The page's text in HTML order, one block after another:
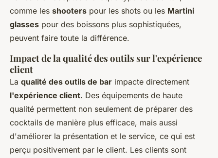
comme les shooters pour les shots ou les Martini
glasses pour des boissons plus sophistiquées,
peuvent faire toute la différence.
Impact de la qualité des outils sur l'expérience
client
La qualité des outils de bar impacte directement
l'expérience client. Des équipements de haute
qualité permettent non seulement de préparer des
cocktails de manière plus efficace, mais aussi
d'améliorer la présentation et le service, ce qui est
perçu positivement par le client. Les clients sont